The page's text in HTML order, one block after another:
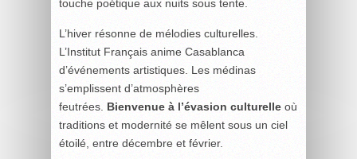
touche poétique aux nuits sous tente.
L’hiver résonne de mélodies culturelles.
L’Institut Français anime Casablanca
d’événements artistiques. Les médinas
s’emplissent d’atmosphères
feutrées. Bienvenue à l’évasion culturelle où
traditions et modernité se mêlent sous un ciel
étoilé, entre décembre et février.